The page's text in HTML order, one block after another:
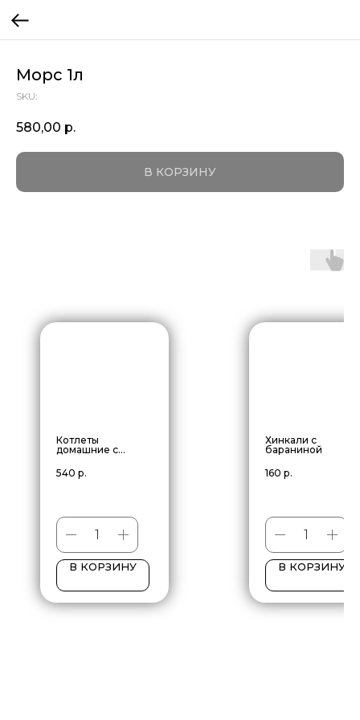
Морс 1л
SKU:
580,00 р.
В КОРЗИНУ
Котлеты
домашние с
540 р.
В КОРЗИНУ
Хинкали с
бараниной
160 р.
В КОРЗИНУ